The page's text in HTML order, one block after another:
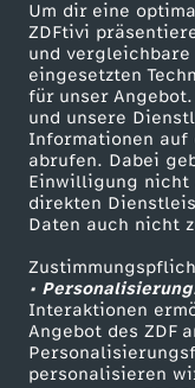
Um dir eine
ZDFtivi
und vergleichbare
eingesetzten
für unser
und unsere
Informationen auf
abrufen. Dabei
Einwilligung nicht
direkten
Daten auch nicht
•
Interaktionen
Angebot des ZDF
personalisieren
Mehr ZDF
ZDF-Apps
Smart TV
ZDFtext
Livestreams
Sendungen A-Z
TV-Programm